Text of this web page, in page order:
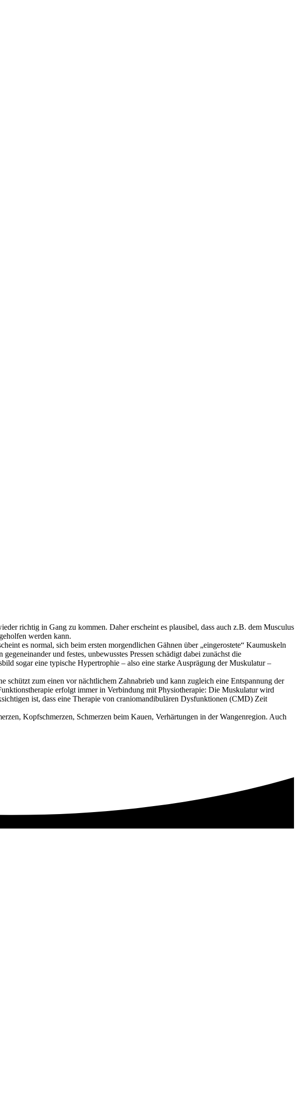
richtig in Gang zu kommen. Daher erscheint es plausibel, dass auch z.B. dem Musculus
werden kann.
es normal, sich beim ersten morgendlichen Gähnen über „eingerostete“ Kaumuskeln
und festes, unbewusstes Pressen schädigt dabei zunächst die
sogar eine typische Hypertrophie – also eine starke Ausprägung der Muskulatur –
schützt zum einen vor nächtlichem Zahnabrieb und kann zugleich eine Entspannung der
erfolgt immer in Verbindung mit Physiotherapie: Die Muskulatur wird
ist, dass eine Therapie von craniomandibulären Dysfunktionen (CMD) Zeit
Kopfschmerzen, Schmerzen beim Kauen, Verhärtungen in der Wangenregion. Auch